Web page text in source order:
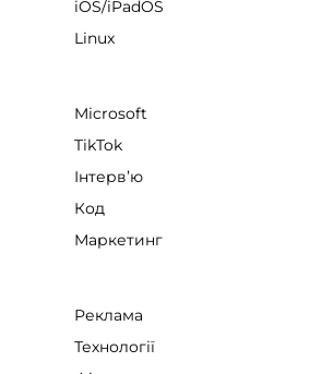
iOS/iPadOS
Linux
Microsoft
TikTok
Інтервʼю
Код
Маркетинг
Реклама
Технології